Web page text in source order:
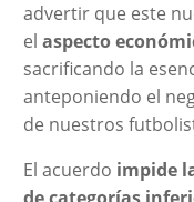
advertir que este
el aspecto
sacrificando la
anteponiendo el
de nuestros
El acuerdo impide